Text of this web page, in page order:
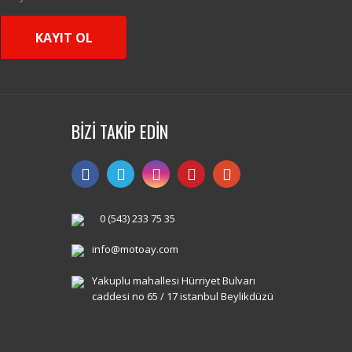
KAYIT OL
BİZİ TAKİP EDİN
0 (543) 233 75 35
info@motoay.com
Yakuplu mahallesi Hürriyet Bulvarı
caddesi no 65 / 17 istanbul Beylikdüzü